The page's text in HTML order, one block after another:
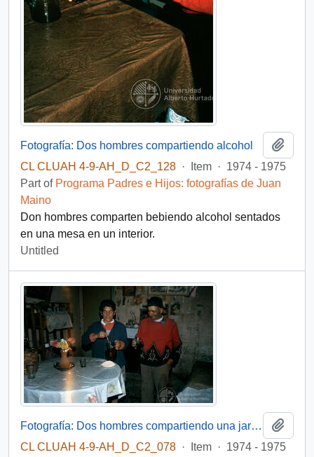
Fotografía: Dos hombres compartiendo alcohol
CL CLUAH 4-9-AH_D_C2_128 · Item · 1974 - 1975
Part of Programa Padres e Hijos: fotografías de Juan
Maino
Don hombres comparten bebiendo alcohol sentados
en una mesa en un interior.
Untitled
Fotografía: Dos hombres compartiendo una jarra de alcohol
CL CLUAH 4-9-AH_D_C2_078 · Item · 1974 - 1975